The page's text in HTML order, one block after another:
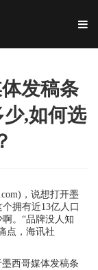
发稿条
,如何选
，说想打开墨
拥有近13亿人口
。“品牌没人知
点，海讯社
墨西哥媒体发稿条